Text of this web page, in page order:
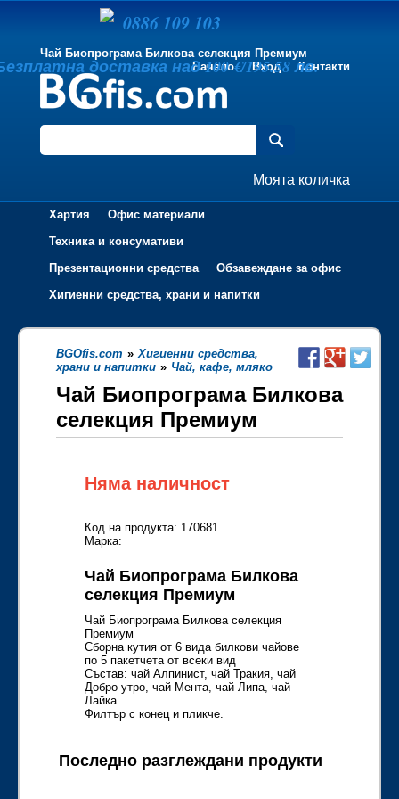
Чай Биопрограма Билкова селекция Премиум
Начало
Вход Контакти
Моята количка
Хартия
Офис материали
Техника и консумативи
Презентационни средства
Обзавеждане за офис
Хигиенни средства, храни и напитки
BGOfis.com » Хигиенни средства,
храни и напитки » Чай, кафе, мляко
Чай Биопрограма Билкова
селекция Премиум
Няма наличност
Код на продукта: 170681
Марка:
Чай Биопрограма Билкова
селекция Премиум
Чай Биопрограма Билкова селекция
Премиум
Сборна кутия от 6 вида билкови чайове
по 5 пакетчета от всеки вид
Състав: чай Алпинист, чай Тракия, чай
Добро утро, чай Мента, чай Липа, чай
Лайка.
Филтър с конец и пликче.
Последно разглеждани продукти
0886 109 103
доставка над 100 €/195.58 лв.